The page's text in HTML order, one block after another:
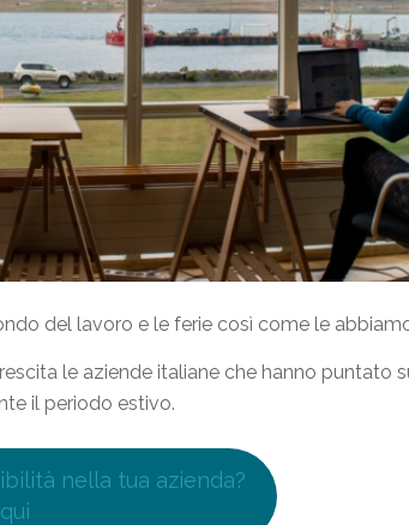
del lavoro e le ferie così come le
le aziende italiane che hanno puntato
il periodo estivo.
nella tua azienda?